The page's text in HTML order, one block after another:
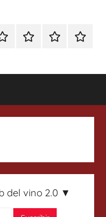
EnoturismoRanking
del vino 2.0 ▼